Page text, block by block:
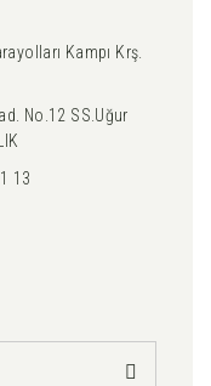
Kampı Krş.
No.12 SS.Uğur
13